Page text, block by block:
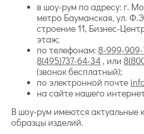
в шоу-рум по адресу: г.
метро Бауманская, ул.
строение 11, Бизнес-
этаж;
по телефонам: 8-999-909-
8(495)737-64-34 , или
(звонок бесплатный);
по электронной почте
на сайте нашего
В шоу-рум имеются актуальные
образцы изделий.